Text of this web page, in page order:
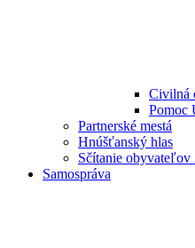
Civilná
Pomoc
Partnerské mestá
Hnúšťanský hlas
Sčítanie obyvateľov
Samospráva